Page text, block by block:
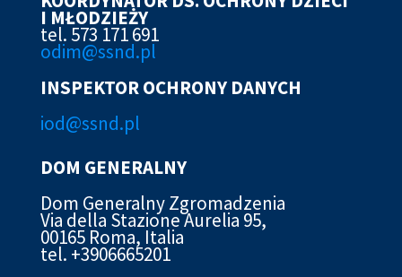
I MŁODZIEŻY
tel. 573 171 691
odim@ssnd.pl
INSPEKTOR OCHRONY DANYCH
iod@ssnd.pl
DOM GENERALNY
Dom Generalny Zgromadzenia
Via della Stazione Aurelia 95,
00165 Roma, Italia
tel. +3906665201